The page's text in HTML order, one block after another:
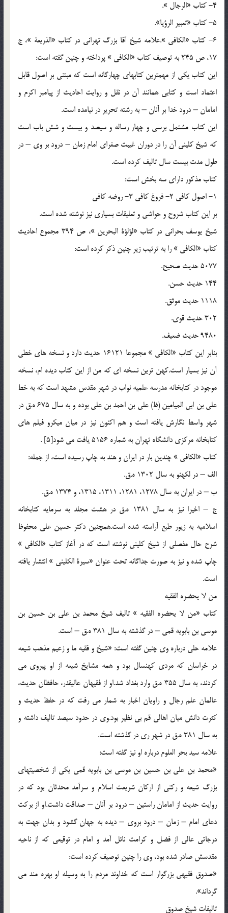
4- كتاب «الرجال ».
5- كتاب «تعبير الرؤيا».
6- كتاب «الكافي ».علامه شيخ آقا بزرگ تهراني در كتاب «الذريعة »، ج
17، ص 245 به توصيف كتاب «الكافي » پرداخته و چنين گفته است:
اين كتاب يكي از مهمترين كتابهاي چهارگانه است كه مبتني بر اصول قابل
اعتماد است و كتابي همانند آن در نقل و روايت احاديث از پيامبر اكرم و
امامان – درود خدا بر آنان – به رشته تحرير در نيامده است.
اين كتاب مشتمل برسي و چهار رساله و سيصد و بيست و شش باب است
كه شيخ كليني آن را در دوران غيبت صغراي امام زمان – درود بر وي – در
طول مدت بيست سال تاليف كرده است.
كتاب مذكور داراي سه بخش است:
1- اصول كافي 2- فروغ كافي 3- روضه كافي
بر اين كتاب شروح و حواشي و تعليقات بسياري نيز نوشته شده است.
شيخ يوسف بحراني در كتاب «لؤلؤة البحرين »، ص 394 مجموع احاديث
كتاب «الكافي » را به ترتيب زير چنين ذكر كرده است:
5077 حديث صحيح.
144 حديث حسن.
1118 حديث موثق.
302 حديث قوي.
9480 حديث ضعيف.
بنابر اين كتاب «الكافي » مجموعا 16121 حديث دارد و نسخه هاي خطي
آن نيز بسيار است.كهن ترين نسخه اي كه من از اين كتاب ديده ام، نسخه
موجود در كتابخانه مدرسه علميه نواب در شهر مقدس مشهد است كه به خط
علي بن ابي الميامين (ظ) علي بن احمد بن علي بوده و به سال 675 ه.ق در
شهر واسط نگارش يافته است و هم اكنون نيز در ميان ميكرو فيلم هاي
كتابخانه مركزي دانشگاه تهران به شماره 5156 يافت مي شود[5] .
كتاب «الكافي » چندين بار در ايران و هند به چاپ رسيده است، از جمله:
الف – در لكهنو به سال 1302 ه.ق.
ب – در ايران به سال 1278، 1281، 1311، 1315، و 1374 ه.ق.
ج – اخيرا نيز به سال 1381 ه.ق در هشت مجلد به سرمايه كتابخانه
اسلاميه به زيور طبع آراسته شده است.همچنين دكتر حسين علي محفوظ
شرح حال مفصلي از شيخ كليني نوشته است كه در آغاز كتاب «الكافي »
چاپ شده و نيز به صورت جداگانه تحت عنوان «سيرة الكليني » انتشار يافته
است.
من لا يحضره الفقيه
كتاب «من لا يحضره الفقيه » تاليف شيخ محمد بن علي بن حسين بن
موسي بن بابويه قمي – در گذشته به سال 381 ه.ق – است.
علامه حلي درباره وي چنين گفته است: «شيخ و فقيه ما و زعيم مذهب شيعه
در خراسان كه مردي كهنسال بود و همه مشايخ شيعه از او پيروي مي
كردند، به سال 355 ه.ق وارد بغداد شد.او از فقيهان عاليقدر، حافظان حديث،
عالمان علم رجال و راويان اخبار به شمار مي رفت كه در حفظ حديث و
كثرت دانش ميان اهالي قم بي نظير بود.وي در حدود سيصد تاليف داشته و
به سال 381 ه.ق در شهر ري در گذشته است.
علامه سيد بحر العلوم درباره او نيز گفته است:
«محمد بن علي بن حسين بن موسي بن بابويه قمي يكي از شخصيتهاي
بزرگ شيعه و ركني از اركان شريعت اسلام و سرآمد محدثان بود كه در
روايت حديث از امامان راستين – درود بر آنان – صداقت داشت.او از بركت
دعاي امام – زمان – درود بروي – ديده به جهان گشود و بدان جهت به
درجاتي عالي از فضل و كرامت نائل آمد و امام در توقيعي كه از ناحيه
مقدسش صادر شده بود، وي را چنين توصيف كرده است:
«صدوق فقيهي بزرگوار است كه خداوند مردم را به وسيله او بهره مند مي
گرداند».
تاليفات شيخ صدوق